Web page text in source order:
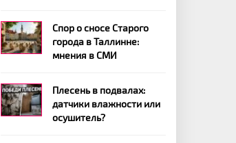
Спор о сносе Старого
города в Таллинне:
мнения в СМИ
Плесень в подвалах:
датчики влажности или
осушитель?